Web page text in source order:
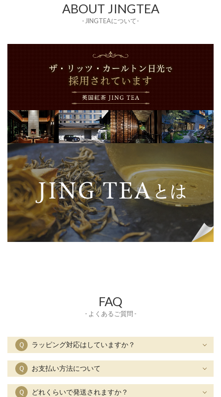
ABOUT JINGTEA
- JINGTEAについて-
FAQ
- よくあるご質問 -
Ｑ ラッピング対応はしていますか？
Ｑ お支払い方法について
Ｑ どれくらいで発送されますか？